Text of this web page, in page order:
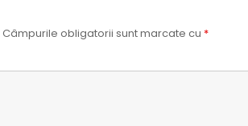
Câmpurile obligatorii sunt marcate cu *